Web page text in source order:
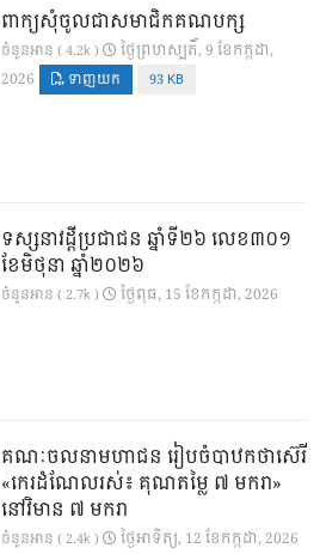
ពាក្យសុំចូលជាសមាជិកគណបក្ស
ចំនួនអាន ( 4.2k )
ថ្ងៃ​ព្រហស្បតិ៍, 9 ខែ​កក្កដា,
2026
ទាញយក 93 KB
ទស្សនាវដ្ដីប្រជាជន ឆ្នាំទី២៦ លេខ៣០១
ខែមិថុនា ឆ្នាំ២០២៦
ចំនួនអាន ( 2.7k ) ថ្ងៃ​ពុធ, 15 ខែ​កក្កដា, 2026
គណៈចលនាមហាជន រៀបចំបាឋកថាស៊េរី
«កេរដំណែលរស់៖ គុណតម្លៃ ៧ មករា»
នៅវិមាន ៧ មករា
ចំនួនអាន ( 2.4k ) ថ្ងៃ​អាទិត្យ, 12 ខែ​កក្កដា, 2026